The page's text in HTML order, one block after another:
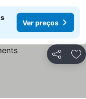
Ver preços
Partilhar